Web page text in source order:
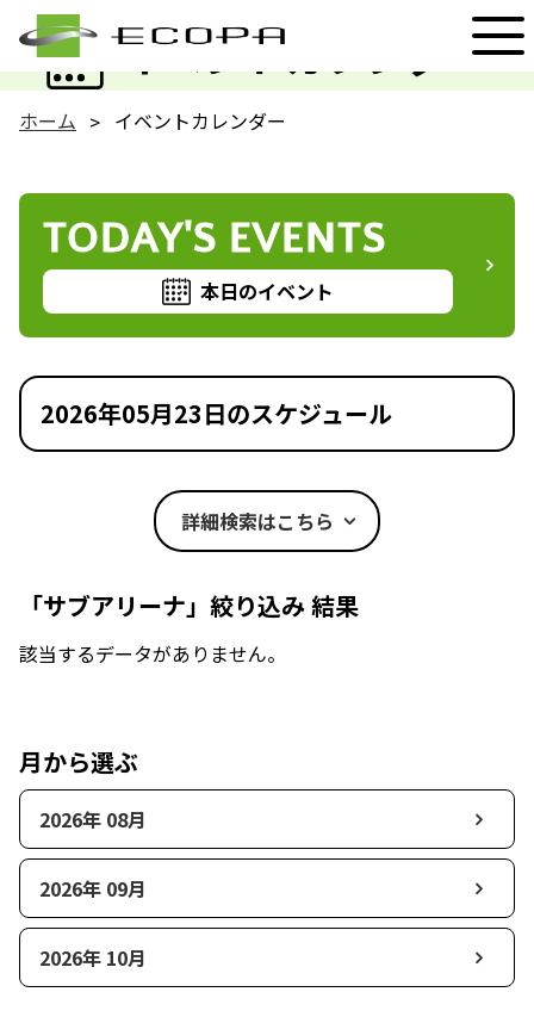
イベントカレンダー
EVENT
ホーム イベントカレンダー
TODAY'S EVENTS
本日のイベント
2026年05月23日のスケジュール
詳細検索はこちら
「サブアリーナ」絞り込み 結果
該当するデータがありません。
月から選ぶ
2026年 08月
2026年 09月
2026年 10月